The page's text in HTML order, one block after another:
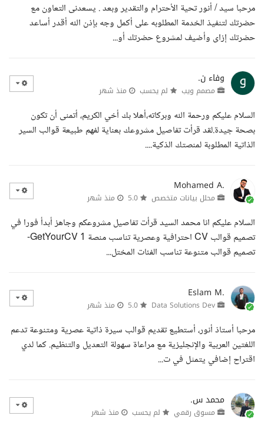
مرحبا سيد / أنور تحية الأحترام والتقدير وبعد . يسعدنى التعاون مع
حضرتك لتنفيذ الخدمة المطلوبه على أكمل وجه بإذن الله أقدر أساعد
حضرتك إزاى وأضيف لمشروع حضرتك أو...
وفاء ن.
مصمم ويب لم يحسب منذ شهر
السلام عليكم ورحمة الله وبركاته،أهلا بك أخي الكريم، أتمنى أن تكون
بصحة جيدة.لقد قرأت تفاصيل مشروعك بعناية لفهم طبيعة قوالب السير
الذاتية المطلوبة لمنصتك الذكية....
Mohamed A.
محلل بيانات متخصص منذ شهر
السلام عليكم انا محمد السيد قرأت تفاصيل مشروعكم وجاهز أبدأ فورا في
تصميم قوالب CV احترافية وعصرية تناسب منصة GetYourCV 1-
تصميم قوالب متنوعة تناسب الفئات المختل...
Eslam M.
منذ شهر
مرحبا أستاذ أنور، أستطيع تقديم قوالب سيرة ذاتية عصرية ومتنوعة تدعم
اللغتين العربية والإنجليزية مع مراعاة سهولة التعديل والتنظيم. كما لدي
اقتراح إضافي يتمثل في ت...
محمد س.
مسوق رقمي لم يحسب منذ شهر